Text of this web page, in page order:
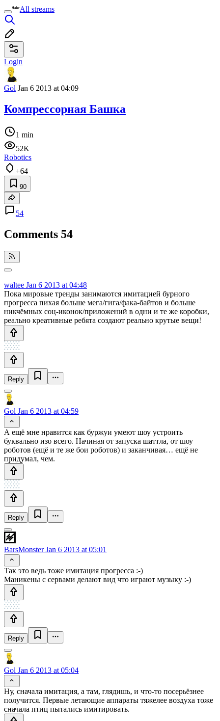
All streams
Login
Gol Jan 6 2013 at 04:09
Компрессорная Башка
1 min
52K
Robotics
+64
90
54
Comments 54
waltee Jan 6 2013 at 04:48
Пока мировые тренды занимаются имитацией бурного
прогресса пихая больше мега/гига/фака-байтов и больше
никчёмных соц-иконок/приложений в одни и те же коробки,
реально креативные ребята создают реально крутые вещи!
Reply
Gol Jan 6 2013 at 04:59
А ещё мне нравится как буржуи умеют шоу устроить
буквально изо всего. Начиная от запуска шаттла, от шоу
роботов (ещё и те же бои роботов) и заканчивая… ещё не
придумал, чем.
Reply
BarsMonsterJan 6 2013 at 05:01
Так это ведь тоже имитация прогресса :-)
Маникены с сервами делают вид что играют музыку :-)
Reply
Gol Jan 6 2013 at 05:04
Ну, сначала имитация, а там, глядишь, и что-то посерьёзнее
получится. Первые летающие аппараты тяжелее воздуха тоже
сначала птиц пытались имитировать.